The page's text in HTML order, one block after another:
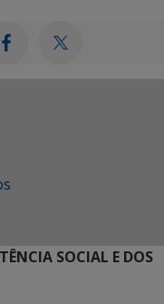
SOCIAL E DOS